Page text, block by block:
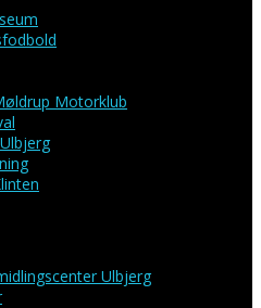
Motorklub
Ulbjerg